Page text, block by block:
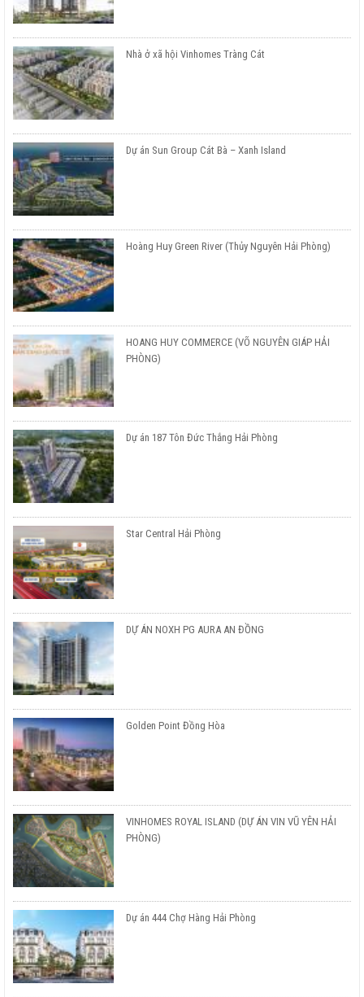
Nhà ở xã hội Vinhomes Tràng Cát
Dự án Sun Group Cát Bà – Xanh Island
Hoàng Huy Green River (Thủy Nguyên Hải Phòng)
HOANG HUY COMMERCE (VÕ NGUYÊN GIÁP HẢI
PHÒNG)
Dự án 187 Tôn Đức Thắng Hải Phòng
Star Central Hải Phòng
DỰ ÁN NOXH PG AURA AN ĐỒNG
Golden Point Đồng Hòa
VINHOMES ROYAL ISLAND (DỰ ÁN VIN VŨ YÊN HẢI
PHÒNG)
Dự án 444 Chợ Hàng Hải Phòng